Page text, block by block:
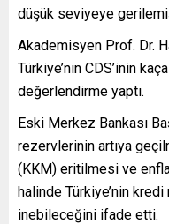
düşük seviyeye
Akademisyen Prof. Dr.
Türkiye’nin CDS’inin
değerlendirme yaptı.
Eski Merkez Bankası
rezervlerinin artıya
(KKM) eritilmesi ve
halinde Türkiye’nin
inebileceğini ifade etti.